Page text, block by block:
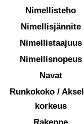
Nimellisteho
Nimellisjännite
Nimellistaajuus
Nimellisnopeus
Navat
Runkokoko /
korkeus